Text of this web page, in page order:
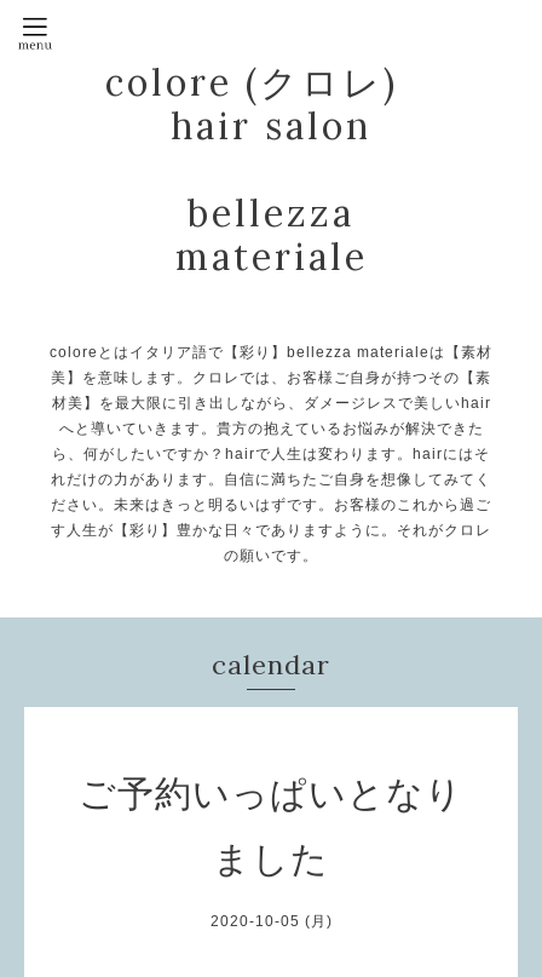
colore (クロレ)
hair salon
bellezza
materiale
coloreとはイタリア語で【彩り】bellezza materialeは【素材
美】を意味します。クロレでは、お客様ご自身が持つその【素
材美】を最大限に引き出しながら、ダメージレスで美しいhair
へと導いていきます。貴方の抱えているお悩みが解決できた
ら、何がしたいですか？hairで人生は変わります。hairにはそ
れだけの力があります。自信に満ちたご自身を想像してみてく
ださい。未来はきっと明るいはずです。お客様のこれから過ご
す人生が【彩り】豊かな日々でありますように。それがクロレ
の願いです。
calendar
ご予約いっぱいとなり
ました
2020-10-05 (月)